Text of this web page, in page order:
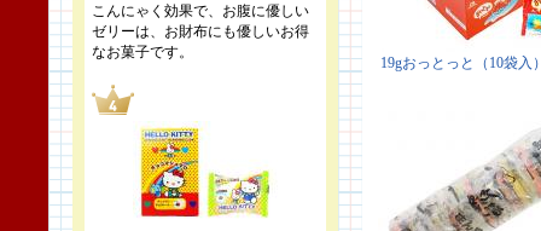
こんにゃく効果で、お腹に優しい
ゼリーは、お財布にも優しいお得
なお菓子です。